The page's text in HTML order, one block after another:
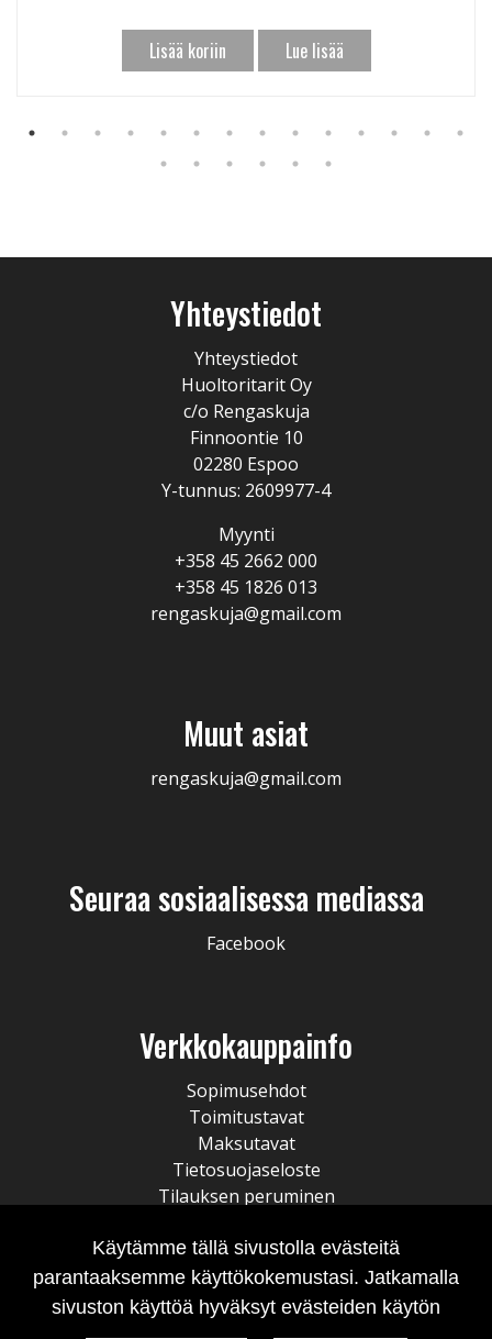
Lisää koriin Lue lisää
Yhteystiedot
Yhteystiedot
Huoltoritarit Oy
c/o Rengaskuja
Finnoontie 10
02280 Espoo
Y-tunnus: 2609977-4
Myynti
+358 45 2662 000
+358 45 1826 013
rengaskuja@gmail.com
Muut asiat
rengaskuja@gmail.com
Seuraa sosiaalisessa mediassa
Facebook
Verkkokauppainfo
Sopimusehdot
Toimitustavat
Maksutavat
Tietosuojaseloste
Tilauksen peruminen
Käytämme tällä sivustolla evästeitä
parantaaksemme käyttökokemustasi. Jatkamalla
sivuston käyttöä hyväksyt evästeiden käytön